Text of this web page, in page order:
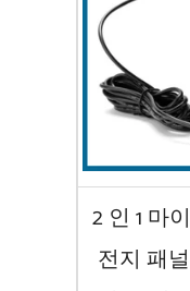
2 인 1 마
전지 패